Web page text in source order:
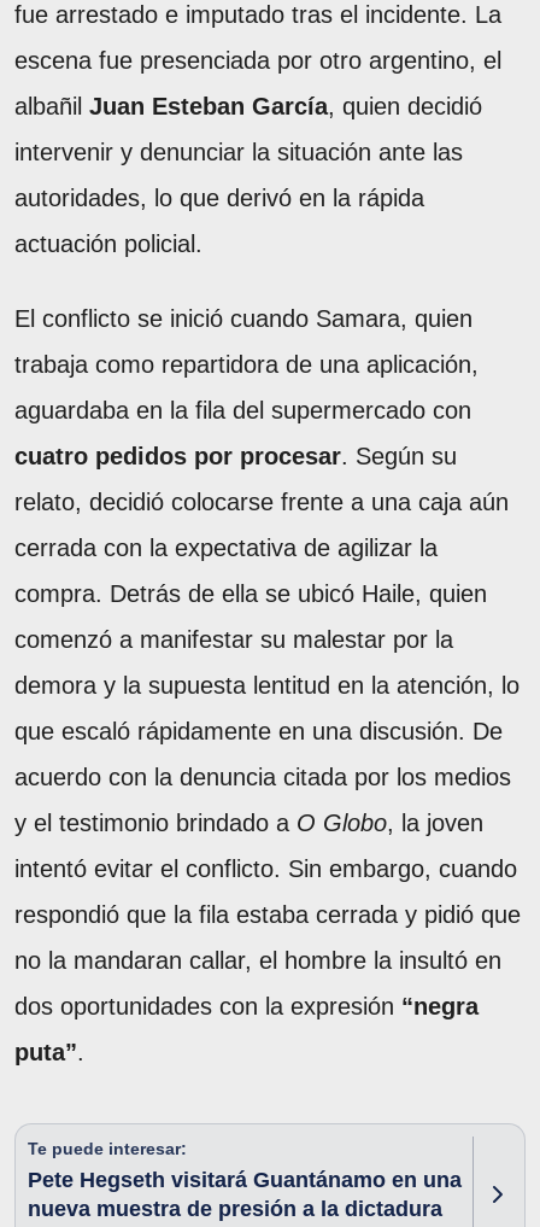
fue arrestado e imputado tras el incidente. La
escena fue presenciada por otro argentino, el
albañil Juan Esteban García, quien decidió
intervenir y denunciar la situación ante las
autoridades, lo que derivó en la rápida
actuación policial.
El conflicto se inició cuando Samara, quien
trabaja como repartidora de una aplicación,
aguardaba en la fila del supermercado con
cuatro pedidos por procesar. Según su
relato, decidió colocarse frente a una caja aún
cerrada con la expectativa de agilizar la
compra. Detrás de ella se ubicó Haile, quien
comenzó a manifestar su malestar por la
demora y la supuesta lentitud en la atención, lo
que escaló rápidamente en una discusión. De
acuerdo con la denuncia citada por los medios
y el testimonio brindado a O Globo, la joven
intentó evitar el conflicto. Sin embargo, cuando
respondió que la fila estaba cerrada y pidió que
no la mandaran callar, el hombre la insultó en
dos oportunidades con la expresión “negra
puta”.
Te puede interesar:
Pete Hegseth visitará Guantánamo en una
nueva muestra de presión a la dictadura